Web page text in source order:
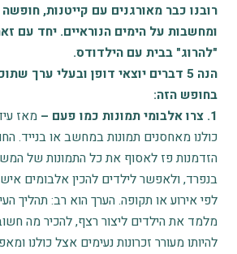
רובנו כבר מאורגנים עם קייטנות,
ומחשבות על הימים הנוראיים. יחד עם
"להרוג" בבית עם הילדודס.
הנה 5 דברים יוצאי דופן ובעלי ערך
בחופש הזה:
1. צרו אלבומי תמונות כמו פעם –
מאז
כולנו מאחסנים תמונות במחשב או בנייד.
הזדמנות פז לאסוף את כל התמונות של
בנפרד, ולאפשר לילדים להכין אלבומים
לפי אירוע או תקופה. הערך הוא רב: תהליך
מלמד את הילדים ליצור רצף, להכיר מה
להיותו מעורר זכרונות נעימים אצל כולנו